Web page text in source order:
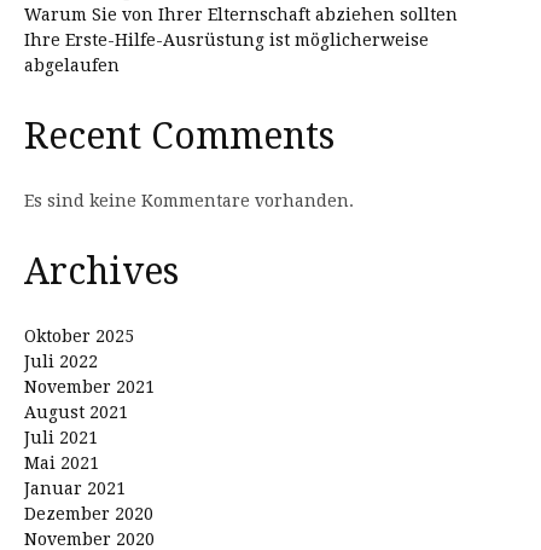
Warum Sie von Ihrer Elternschaft abziehen sollten
Ihre Erste-Hilfe-Ausrüstung ist möglicherweise
abgelaufen
Recent Comments
Es sind keine Kommentare vorhanden.
Archives
Oktober 2025
Juli 2022
November 2021
August 2021
Juli 2021
Mai 2021
Januar 2021
Dezember 2020
November 2020